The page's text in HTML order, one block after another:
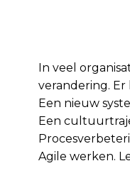
In veel
verandering. Er
Een nieuw
Een
Agile werken.